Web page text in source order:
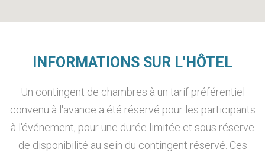
INFORMATIONS SUR L'HÔTEL
Un contingent de chambres à un tarif préférentiel
convenu à l'avance a été réservé pour les participants
à l'événement, pour une durée limitée et sous réserve
de disponibilité au sein du contingent réservé. Ces